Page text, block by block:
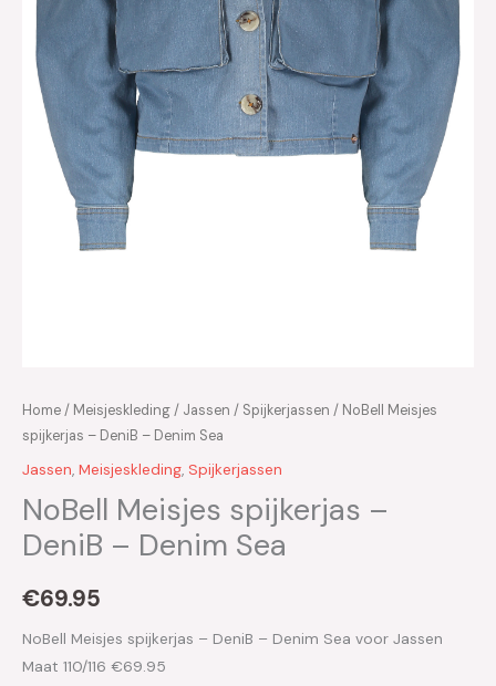
Home/ Meisjeskleding/ Jassen / Spijkerjassen / NoBell Meisjes
spijkerjas – DeniB – Denim Sea
Jassen, Meisjeskleding, Spijkerjassen
NoBell Meisjes spijkerjas –
DeniB – Denim Sea
€69.95
NoBell Meisjes spijkerjas – DeniB – Denim Sea voor Jassen
Maat 110/116 €69.95